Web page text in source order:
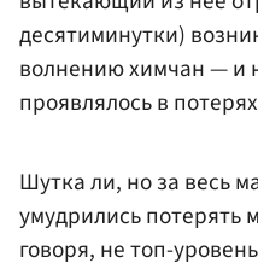
десятиминутки)
волнению химчан — и
проявлялось в
Шутка ли, но за весь
умудрились потерять
говоря, не топ-